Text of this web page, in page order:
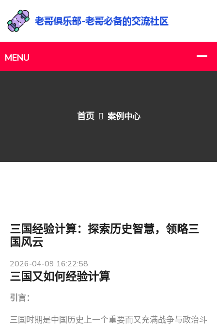
首页 案例中心
三国经验计算：探索历史智慧，领略三
国风云
2026-04-09 16:22:58
三国又如何经验计算
引言：
三国时期是中国历史上一个重要而又充满战争与政治斗